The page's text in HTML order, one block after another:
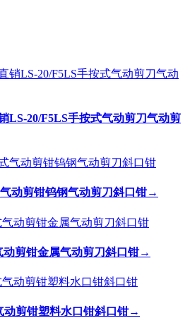
LS-20/F5LS手按式气动剪刀气动剪
动剪钳钨钢气动剪刀斜口钳→
动剪钳金属气动剪刀斜口钳→
动剪钳塑料水口钳斜口钳→